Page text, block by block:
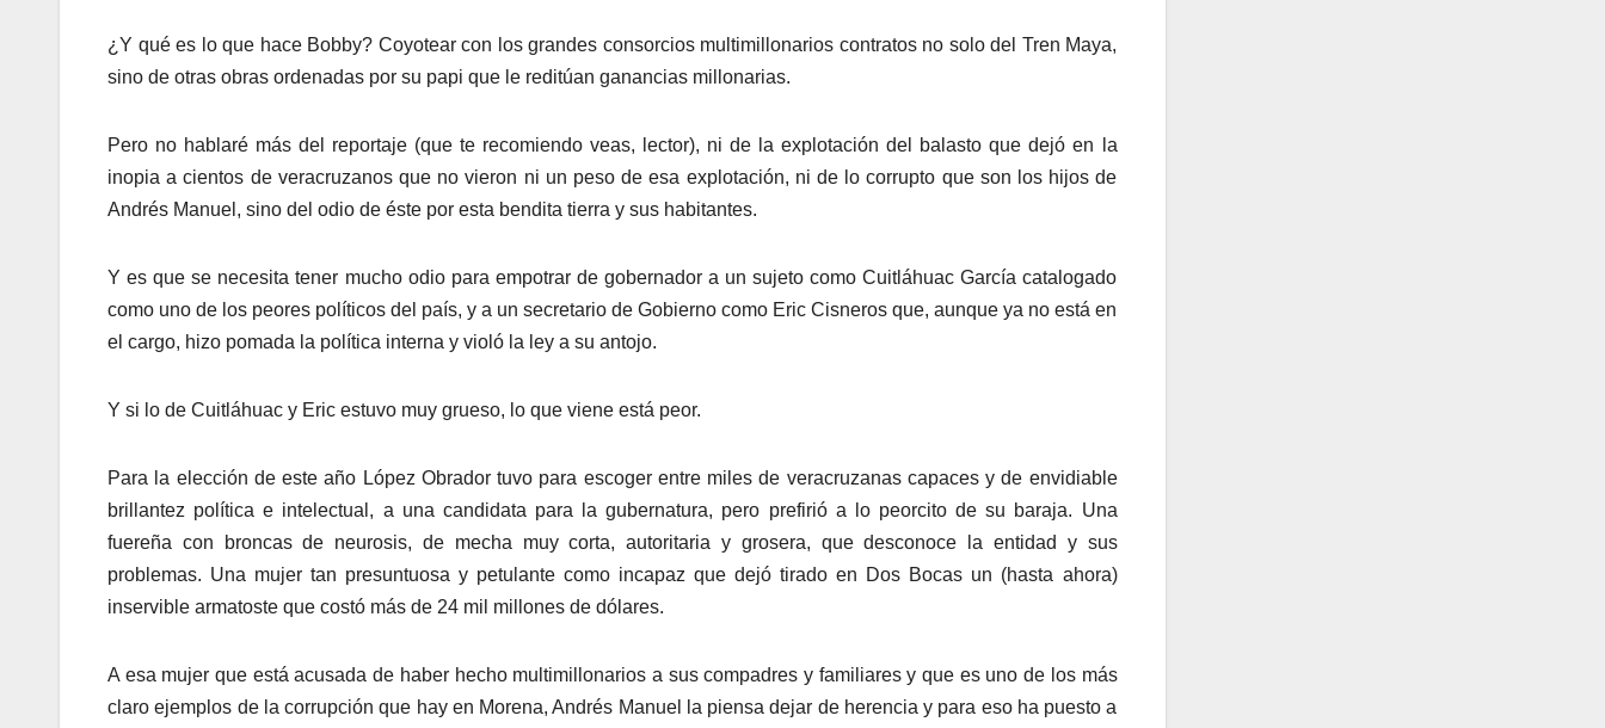
¿Y qué es lo que hace Bobby? Coyotear con los grandes consorcios multimillonarios contratos no solo del Tren Maya,
sino de otras obras ordenadas por su papi que le reditúan ganancias millonarias.
Pero no hablaré más del reportaje (que te recomiendo veas, lector), ni de la explotación del balasto que dejó en la
inopia a cientos de veracruzanos que no vieron ni un peso de esa explotación, ni de lo corrupto que son los hijos de
Andrés Manuel, sino del odio de éste por esta bendita tierra y sus habitantes.
Y es que se necesita tener mucho odio para empotrar de gobernador a un sujeto como Cuitláhuac García catalogado
como uno de los peores políticos del país, y a un secretario de Gobierno como Eric Cisneros que, aunque ya no está en
el cargo, hizo pomada la política interna y violó la ley a su antojo.
Y si lo de Cuitláhuac y Eric estuvo muy grueso, lo que viene está peor.
Para la elección de este año López Obrador tuvo para escoger entre miles de veracruzanas capaces y de envidiable
brillantez política e intelectual, a una candidata para la gubernatura, pero prefirió a lo peorcito de su baraja. Una
fuereña con broncas de neurosis, de mecha muy corta, autoritaria y grosera, que desconoce la entidad y sus
problemas. Una mujer tan presuntuosa y petulante como incapaz que dejó tirado en Dos Bocas un (hasta ahora)
inservible armatoste que costó más de 24 mil millones de dólares.
A esa mujer que está acusada de haber hecho multimillonarios a sus compadres y familiares y que es uno de los más
claro ejemplos de la corrupción que hay en Morena, Andrés Manuel la piensa dejar de herencia y para eso ha puesto a